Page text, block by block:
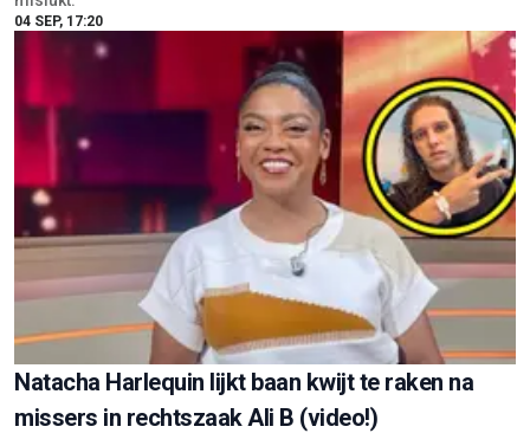
04 SEP, 17:20
Natacha Harlequin lijkt baan kwijt te raken na
missers in rechtszaak Ali B (video!)